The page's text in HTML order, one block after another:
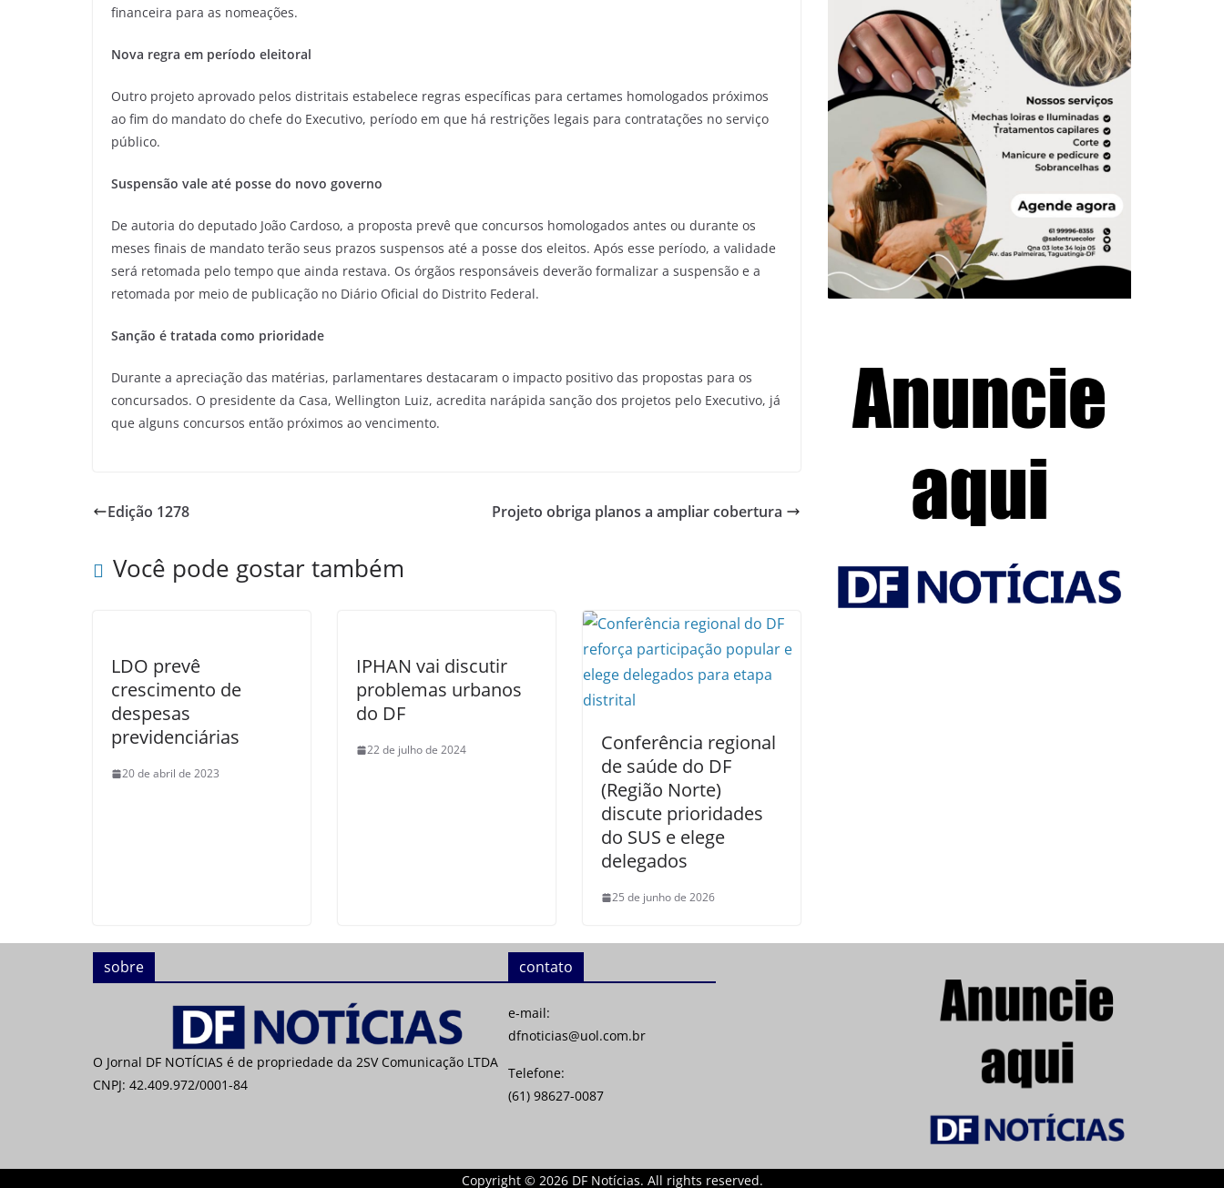
financeira para as nomeações.
Nova regra em período eleitoral
Outro projeto aprovado pelos distritais estabelece regras específicas para certames homologados próximos
ao fim do mandato do chefe do Executivo, período em que há restrições legais para contratações no serviço
público.
Suspensão vale até posse do novo governo
De autoria do deputado João Cardoso, a proposta prevê que concursos homologados antes ou durante os
meses finais de mandato terão seus prazos suspensos até a posse dos eleitos. Após esse período, a validade
será retomada pelo tempo que ainda restava. Os órgãos responsáveis deverão formalizar a suspensão e a
retomada por meio de publicação no Diário Oficial do Distrito Federal.
Sanção é tratada como prioridade
Durante a apreciação das matérias, parlamentares destacaram o impacto positivo das propostas para os
concursados. O presidente da Casa, Wellington Luiz, acredita narápida sanção dos projetos pelo Executivo, já
que alguns concursos então próximos ao vencimento.
Edição 1278 Projeto obriga planos a ampliar cobertura
Você pode gostar também
LDO prevê
crescimento de
despesas
previdenciárias
20 de abril de 2023
IPHAN vai discutir
problemas urbanos
do DF
22 de julho de 2024
Conferência regional
de saúde do DF
(Região Norte)
discute prioridades
do SUS e elege
delegados
25 de junho de 2026
sobre
O Jornal DF NOTÍCIAS é de propriedade da 2SV Comunicação LTDA
CNPJ: 42.409.972/0001-84
contato
e-mail:
dfnoticias@uol.com.br
Telefone:
(61) 98627-0087
Copyright © 2026 DF Notícias. All rights reserved.